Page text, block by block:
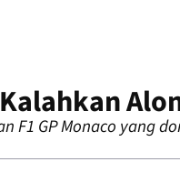
F1 GP Monaco yang